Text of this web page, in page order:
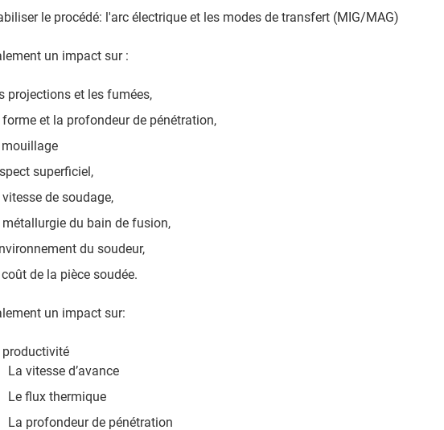
le procédé: l'arc électrique et les modes de transfert (MIG/MAG)
un impact sur :
projections et les fumées,
et la profondeur de pénétration,
superficiel,
de soudage,
du bain de fusion,
du soudeur,
de la pièce soudée.
un impact sur:
La vitesse d’avance
Le flux thermique
La profondeur de pénétration